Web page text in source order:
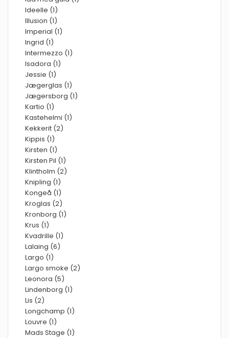
Ideelle (1)
Illusion (1)
Imperial (1)
Ingrid (1)
Intermezzo (1)
Isadora (1)
Jessie (1)
Jægerglas (1)
Jægersborg (1)
Kartio (1)
Kastehelmi (1)
Kekkerit (2)
Kippis (1)
Kirsten (1)
Kirsten Pil (1)
Klintholm (2)
Knipling (1)
Kongeå (1)
Kroglas (2)
Kronborg (1)
Krus (1)
Kvadrille (1)
Lalaing (6)
Largo (1)
Largo smoke (2)
Leonora (5)
Lindenborg (1)
Lis (2)
Longchamp (1)
Louvre (1)
Mads Stage (1)